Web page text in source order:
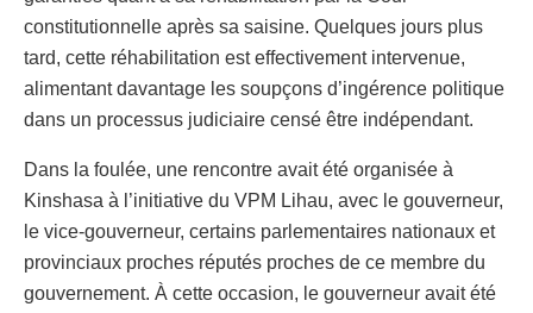
constitutionnelle après sa saisine. Quelques jours plus
tard, cette réhabilitation est effectivement intervenue,
alimentant davantage les soupçons d’ingérence politique
dans un processus judiciaire censé être indépendant.
Dans la foulée, une rencontre avait été organisée à
Kinshasa à l’initiative du VPM Lihau, avec le gouverneur,
le vice-gouverneur, certains parlementaires nationaux et
provinciaux proches réputés proches de ce membre du
gouvernement. À cette occasion, le gouverneur avait été